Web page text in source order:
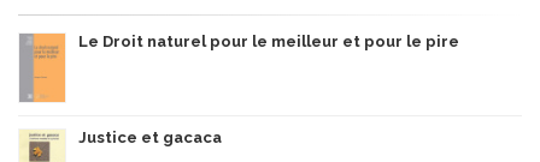
Le Droit naturel pour le meilleur et pour le pire
Justice et gacaca